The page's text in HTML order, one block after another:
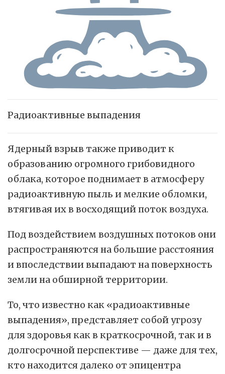
Радиоактивные выпадения
Ядерный взрыв также приводит к
образованию огромного грибовидного
облака, которое поднимает в атмосферу
радиоактивную пыль и мелкие обломки,
втягивая их в восходящий поток воздуха.
Под воздействием воздушных потоков они
распространяются на большие расстояния
и впоследствии выпадают на поверхность
земли на обширной территории.
То, что известно как «радиоактивные
выпадения», представляет собой угрозу
для здоровья как в краткосрочной, так и в
долгосрочной перспективе — даже для тех,
кто находится далеко от эпицентра